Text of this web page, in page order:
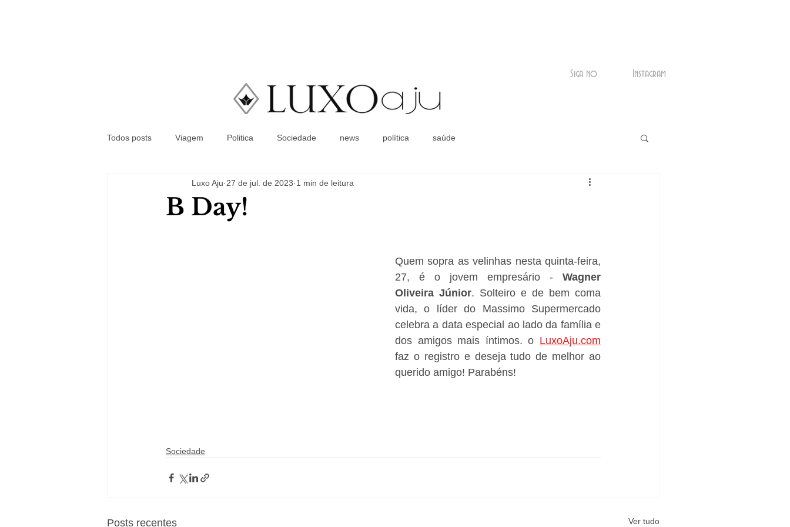
Coluna Social
Siga no Instagram
Todos posts Viagem Politica Sociedade news política saúde
B Day!
Luxo Aju 27 de jul. de 2023 1 min de leitura
Quem sopra as velinhas nesta quinta-feira,
27, é o jovem empresário - Wagner
Oliveira Júnior. Solteiro e de bem coma
vida, o líder do Massimo Supermercado
celebra a data especial ao lado da família e
dos amigos mais íntimos. o LuxoAju.com
faz o registro e deseja tudo de melhor ao
querido amigo! Parabéns!
Sociedade
Posts recentes Ver tudo